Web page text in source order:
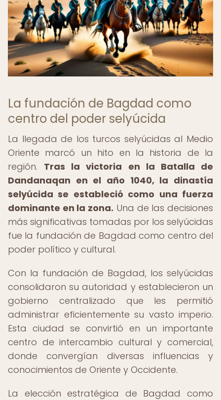
La fundación de Bagdad como
centro del poder selyúcida
La llegada de los turcos selyúcidas al Medio
Oriente marcó un hito en la historia de la
región. Tras la victoria en la Batalla de
Dandanaqan en el año 1040, la dinastía
selyúcida se estableció como una fuerza
dominante en la zona. Una de las decisiones
más significativas tomadas por los selyúcidas
fue la fundación de Bagdad como centro del
poder político y cultural.
Con la fundación de Bagdad, los selyúcidas
consolidaron su autoridad y establecieron un
gobierno centralizado que les permitió
administrar eficientemente su vasto imperio.
Esta ciudad se convirtió en un importante
centro de intercambio cultural y comercial,
donde convergían diversas influencias y
conocimientos de Oriente y Occidente.
La elección estratégica de Bagdad como